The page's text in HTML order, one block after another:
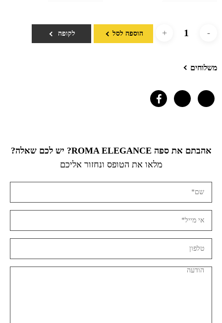
הוספה לסל לקופה
משלוחים
אהבתם את ספה ROMA ELEGANCE? יש לכם שאלה?
מלאו את הטופס ונחזור אליכם